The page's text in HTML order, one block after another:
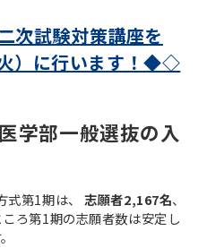
試験対策講座を
）に行います！◆◇
学部一般選抜の入
式第1期は、志願者2,167名、
ろ第1期の志願者数は安定し